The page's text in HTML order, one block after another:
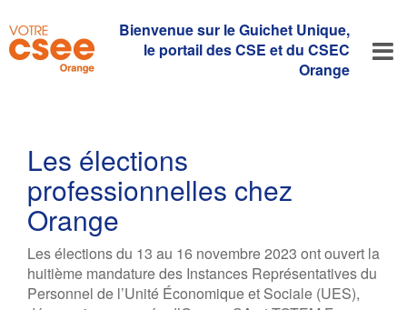
Bienvenue sur le Guichet Unique,
le portail des CSE et du CSEC
Orange
Les élections
professionnelles chez
Orange
Les élections du 13 au 16 novembre 2023 ont ouvert la
huitième mandature des Instances Représentatives du
Personnel de l’Unité Économique et Sociale (UES),